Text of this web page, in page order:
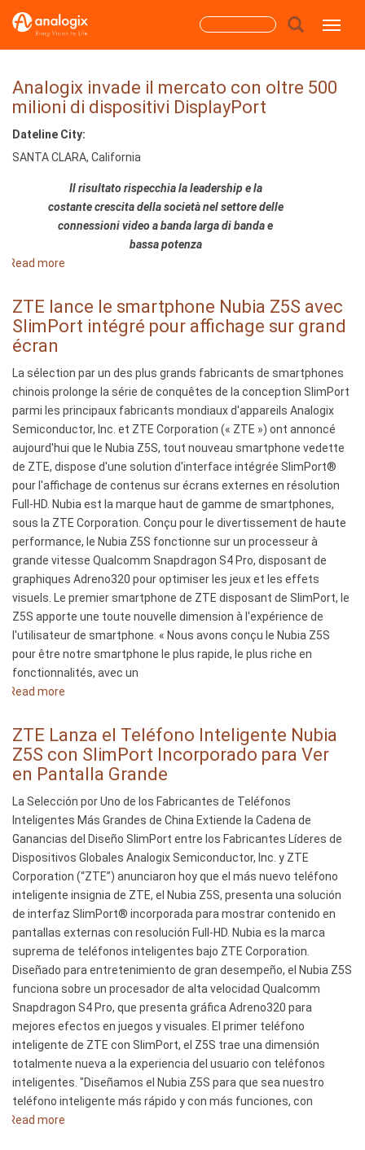
Search
form
Analogix invade il mercato con oltre 500
milioni di dispositivi DisplayPort
Dateline City:
SANTA CLARA, California
Il risultato rispecchia la leadership e la
costante crescita della società nel settore delle
connessioni video a banda larga di banda e
bassa potenza
Read more
invade
oltre
500
milioni
di
dispositivi
DisplayPort
ZTE lance le smartphone Nubia Z5S avec
SlimPort intégré pour affichage sur grand
écran
La sélection par un des plus grands fabricants de smartphones
chinois prolonge la série de conquêtes de la conception SlimPort
parmi les principaux fabricants mondiaux d'appareils Analogix
Semiconductor, Inc. et ZTE Corporation (« ZTE ») ont annoncé
aujourd'hui que le Nubia Z5S, tout nouveau smartphone vedette
de ZTE, dispose d'une solution d'interface intégrée SlimPort®
pour l'affichage de contenus sur écrans externes en résolution
Full-HD. Nubia est la marque haut de gamme de smartphones,
sous la ZTE Corporation. Conçu pour le divertissement de haute
performance, le Nubia Z5S fonctionne sur un processeur à
grande vitesse Qualcomm Snapdragon S4 Pro, disposant de
graphiques Adreno320 pour optimiser les jeux et les effets
visuels. Le premier smartphone de ZTE disposant de SlimPort, le
Z5S apporte une toute nouvelle dimension à l'expérience de
l'utilisateur de smartphone. « Nous avons conçu le Nubia Z5S
pour être notre smartphone le plus rapide, le plus riche en
fonctionnalités, avec un
Read more
lance
smartphone
Z5S
avec
SlimPort
intégré
pour
affichage
sur
grand
écran
ZTE Lanza el Teléfono Inteligente Nubia
Z5S con SlimPort Incorporado para Ver
en Pantalla Grande
La Selección por Uno de los Fabricantes de Teléfonos
Inteligentes Más Grandes de China Extiende la Cadena de
Ganancias del Diseño SlimPort entre los Fabricantes Líderes de
Dispositivos Globales Analogix Semiconductor, Inc. y ZTE
Corporation (“ZTE”) anunciaron hoy que el más nuevo teléfono
inteligente insignia de ZTE, el Nubia Z5S, presenta una solución
de interfaz SlimPort® incorporada para mostrar contenido en
pantallas externas con resolución Full-HD. Nubia es la marca
suprema de teléfonos inteligentes bajo ZTE Corporation.
Diseñado para entretenimiento de gran desempeño, el Nubia Z5S
funciona sobre un procesador de alta velocidad Qualcomm
Snapdragon S4 Pro, que presenta gráfica Adreno320 para
mejores efectos en juegos y visuales. El primer teléfono
inteligente de ZTE con SlimPort, el Z5S trae una dimensión
totalmente nueva a la experiencia del usuario con teléfonos
inteligentes. "Diseñamos el Nubia Z5S para que sea nuestro
teléfono inteligente más rápido y con más funciones, con
Read more